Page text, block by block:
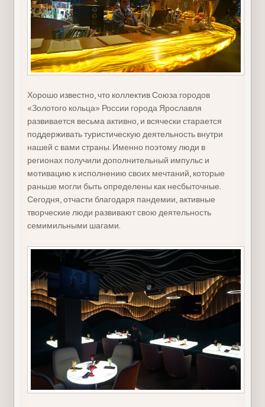
Хорошо известно, что коллектив Союза городов
«Золотого кольца» России города Ярославля
развивается весьма активно, и всячески старается
поддерживать туристическую деятельность внутри
нашей с вами страны. Именно поэтому люди в
регионах получили дополнительный импульс и
мотивацию к исполнению своих мечтаний, которые
раньше могли быть определены как несбыточные.
Сегодня, отчасти благодаря пандемии, активные
творческие люди развивают свою деятельность
семимильными шагами.